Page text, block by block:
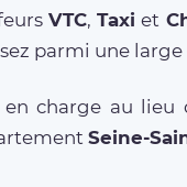
VTC,Taxi et
parmi une
charge au
Seine-